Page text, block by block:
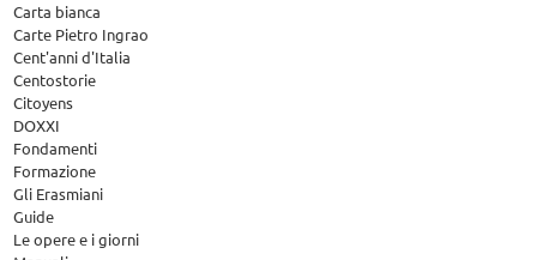
Carta bianca
Carte Pietro Ingrao
Cent'anni d'Italia
Centostorie
Citoyens
DOXXI
Fondamenti
Formazione
Gli Erasmiani
Guide
Le opere e i giorni